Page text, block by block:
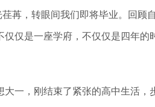
，转眼间我们即将毕业。回顾自
仅仅是一座学府，不仅仅是四年
，刚结束了紧张的高中生活，步